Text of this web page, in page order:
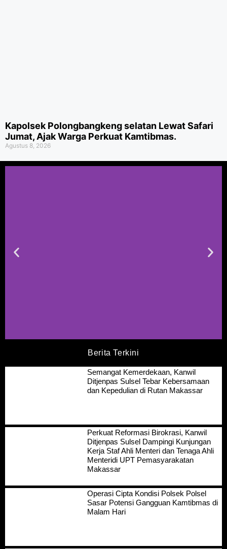
Kapolsek Polongbangkeng selatan Lewat Safari
Jumat, Ajak Warga Perkuat Kamtibmas.
Agustus 8, 2026
Berita Terkini
Semangat Kemerdekaan, Kanwil
Ditjenpas Sulsel Tebar Kebersamaan
dan Kepedulian di Rutan Makassar
Perkuat Reformasi Birokrasi, Kanwil
Ditjenpas Sulsel Dampingi Kunjungan
Kerja Staf Ahli Menteri dan Tenaga Ahli
Menteridi UPT Pemasyarakatan
Makassar
Operasi Cipta Kondisi Polsek Polsel
Sasar Potensi Gangguan Kamtibmas di
Malam Hari